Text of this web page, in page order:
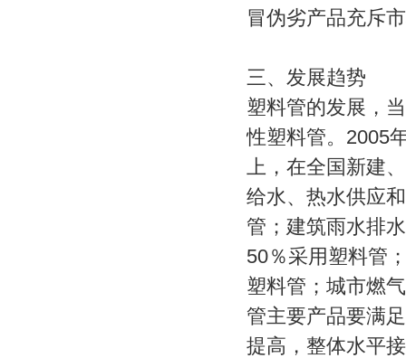
冒伪劣产品充斥
三、发展趋势
塑料管的发展，
性塑料管。2005
上，在全国新建
给水、热水供应
管；建筑雨水排
50％采用塑料管
塑料管；城市燃
管主要产品要满
提高，整体水平